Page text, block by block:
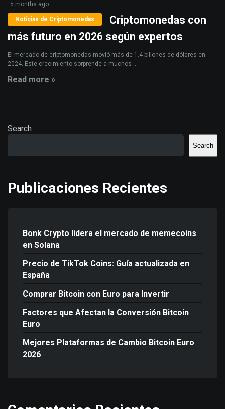
5 months ago
Noticias de Criptomonedas
Criptomonedas con
más futuro en 2026 según expertos
El mercado de criptomonedas movió más de 1.4 billones de dólares en
2024. Este crecimiento sorprende a muchos ...
Read more »
Search
Search
Publicaciones Recientes
Bonk Crypto lidera el mercado de memecoins
en Solana
Precio de TikTok Coins: Guía actualizada en
España
Comprar Bitcoin con Euro para Invertir
Factores que Afectan la Conversión Bitcoin
Euro
Mejores Plataformas de Cambio Bitcoin Euro
2026